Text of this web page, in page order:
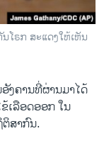
ໂຣກ ສະ​ແດງ​ໃຫ້​ເຫັນ​
ງຄານທີ່ຜ່ານມາໄດ້
ເລືອດອອກ ໃນ
ສາກົນ.